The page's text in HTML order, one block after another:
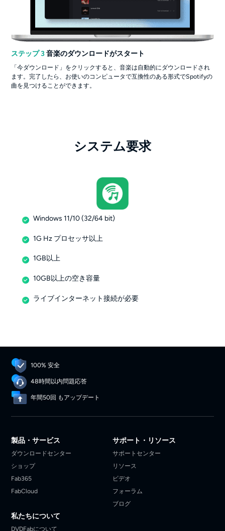
ステップ 3音楽のダウンロードがスタート
「今ダウンロード」をクリックすると、音楽は自動的にダウンロードされ
ます。完了したら、お使いのコンピュータで互換性のある形式でSpotifyの
曲を見つけることができます。
システム要求
Windows 11/10 (32/64 bit)
1G Hz プロセッサ以上
1GB以上
10GB以上の空き容量
ライブインターネット接続が必要
100% 安全
48時間以内問題応答
年間50回 もアップデート
製品・サービス
ダウンロードセンター
ショップ
Fab365
FabCloud
サポート・リソース
サポートセンター
リソース
ビデオ
フォーラム
ブログ
私たちについて
DVDFabについて